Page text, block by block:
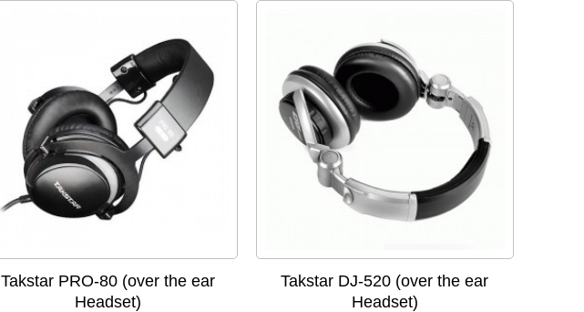
Takstar PRO-80 (over the ear
Headset)
Takstar DJ-520 (over the ear
Headset)